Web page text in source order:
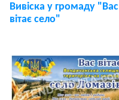
Вивіска у громаду "Вас
вітає село"